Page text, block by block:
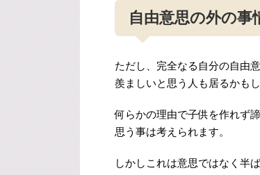
自由意思の外の
ただし、完全なる自分の自由
羨ましいと思う人も居るかもし
何らかの理由で子供を作れず
思う事は考えられます。
しかしこれは意思ではなく半